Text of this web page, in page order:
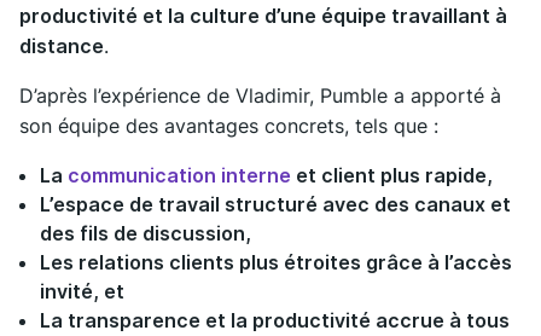
productivité et la culture d’une équipe travaillant à
distance.
D’après l’expérience de Vladimir, Pumble a apporté à
son équipe des avantages concrets, tels que :
La communication interne et client plus rapide,
L’espace de travail structuré avec des canaux et
des fils de discussion,
Les relations clients plus étroites grâce à l’accès
invité, et
La transparence et la productivité accrue à tous